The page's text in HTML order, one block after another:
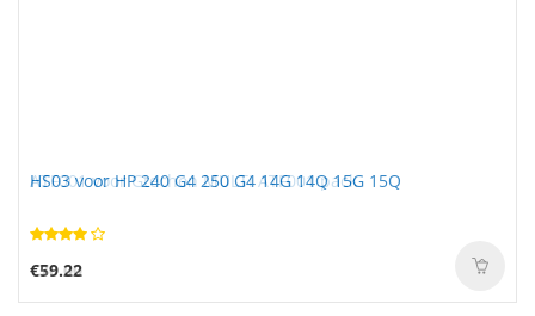
ATF001 voor Gtechon MULTI ATF001 pack
€70.00
HS03 voor HP 240 G4 250 G4 14G 14Q 15G 15Q
€59.22